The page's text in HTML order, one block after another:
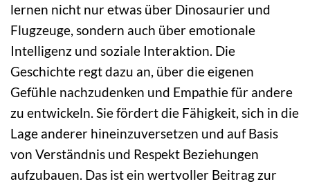
lernen nicht nur etwas über Dinosaurier und
Flugzeuge, sondern auch über emotionale
Intelligenz und soziale Interaktion. Die
Geschichte regt dazu an, über die eigenen
Gefühle nachzudenken und Empathie für andere
zu entwickeln. Sie fördert die Fähigkeit, sich in die
Lage anderer hineinzuversetzen und auf Basis
von Verständnis und Respekt Beziehungen
aufzubauen. Das ist ein wertvoller Beitrag zur